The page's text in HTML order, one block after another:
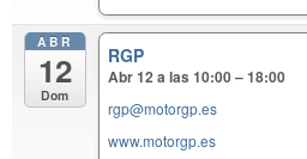
ABR
12
Dom
RGP
Abr 12 a las 10:00 – 18:00
rgp@motorgp.es
www.motorgp.es